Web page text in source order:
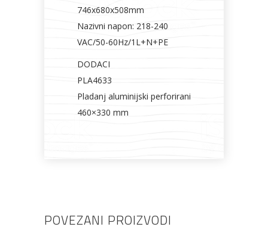
746x680x508mm
Nazivni napon: 218-240
VAC/50-60Hz/1L+N+PE
DODACI
PLA4633
Pladanj aluminijski perforirani
460×330 mm
POVEZANI PROIZVODI